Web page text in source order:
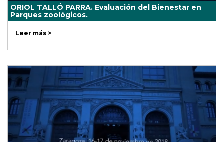
ORIOL TALLÓ PARRA. Evaluación del Bienestar en
Parques zoológicos.
Leer más >